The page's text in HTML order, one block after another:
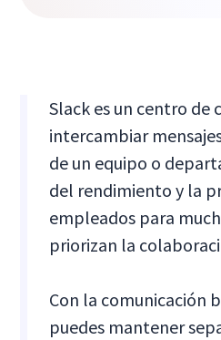
Slack es un centro de
intercambiar
de un equipo o
del rendimiento y la
empleados para
priorizan la
Con la comunicación
puedes mantener